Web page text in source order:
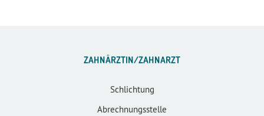
ZAHNÄRZTIN/ZAHNARZT
Schlichtung
Abrechnungsstelle